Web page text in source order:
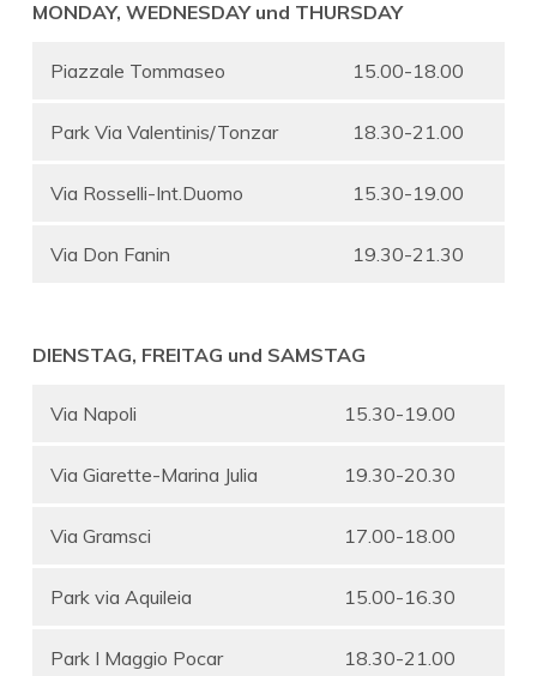
MONDAY, WEDNESDAY und THURSDAY
Piazzale Tommaseo 15.00-18.00
Park Via Valentinis/Tonzar 18.30-21.00
Via Rosselli-Int.Duomo 15.30-19.00
Via Don Fanin 19.30-21.30
DIENSTAG, FREITAG und SAMSTAG
Via Napoli 15.30-19.00
Via Giarette-Marina Julia 19.30-20.30
Via Gramsci 17.00-18.00
Park via Aquileia 15.00-16.30
Park I Maggio Pocar 18.30-21.00